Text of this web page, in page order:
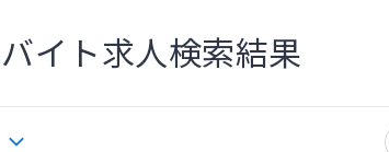
イト求人検索結果